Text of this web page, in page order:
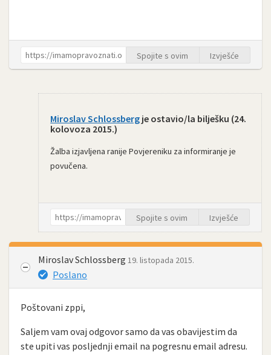
Spojite s ovim Izvješće
Miroslav Schlossberg je ostavio/la bilješku (24.
kolovoza 2015.)
Žalba izjavljena ranije Povjereniku za informiranje je
povučena.
Spojite s ovim Izvješće
Miroslav Schlossberg 19. listopada 2015.
Poslano
Poštovani zppi,
Saljem vam ovaj odgovor samo da vas obavijestim da
ste upiti vas posljednji email na pogresnu email adresu.